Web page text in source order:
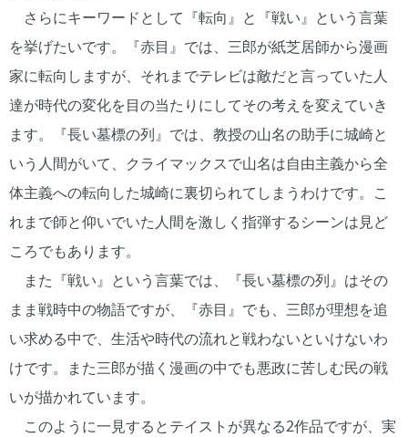
さらにキーワードとして『転向』と『戦い』という言葉
を挙げたいです。『赤目』では、三郎が紙芝居師から漫画
家に転向しますが、それまでテレビは敵だと言っていた人
達が時代の変化を目の当たりにしてその考えを変えていき
ます。『長い墓標の列』では、教授の山名の助手に城崎と
いう人間がいて、クライマックスで山名は自由主義から全
体主義への転向した城崎に裏切られてしまうわけです。こ
れまで師と仰いでいた人間を激しく指弾するシーンは見ど
ころでもあります。
また『戦い』という言葉では、『長い墓標の列』はその
まま戦時中の物語ですが、『赤目』でも、三郎が理想を追
い求める中で、生活や時代の流れと戦わないといけないわ
けです。また三郎が描く漫画の中でも悪政に苦しむ民の戦
いが描かれています。
このように一見するとテイストが異なる2作品ですが、実